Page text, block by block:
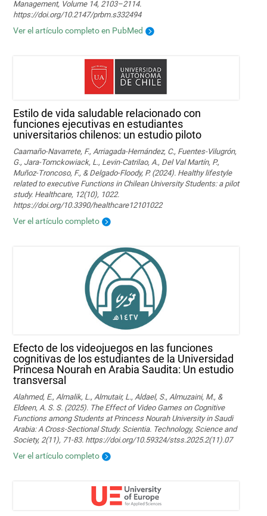
Management, Volume 14, 2103–2114.
https://doi.org/10.2147/prbm.s332494
Ver el artículo completo en PubMed
Estilo de vida saludable relacionado con
funciones ejecutivas en estudiantes
universitarios chilenos: un estudio piloto
Caamaño-Navarrete, F., Arriagada-Hernández, C., Fuentes-Vilugrón,
G., Jara-Tomckowiack, L., Levin-Catrilao, A., Del Val Martín, P.,
Muñoz-Troncoso, F., & Delgado-Floody, P. (2024). Healthy lifestyle
related to executive Functions in Chilean University Students: a pilot
study. Healthcare, 12(10), 1022.
https://doi.org/10.3390/healthcare12101022
Ver el artículo completo
Efecto de los videojuegos en las funciones
cognitivas de los estudiantes de la Universidad
Princesa Nourah en Arabia Saudita: Un estudio
transversal
Alahmed, E., Almalik, L., Almutair, L., Aldael, S., Almuzaini, M., &
Eldeen, A. S. S. (2025). The Effect of Video Games on Cognitive
Functions among Students at Princess Nourah University in Saudi
Arabia: A Cross-Sectional Study. Scientia. Technology, Science and
Society, 2(11), 71-83. https://doi.org/10.59324/stss.2025.2(11).07
Ver el artículo completo